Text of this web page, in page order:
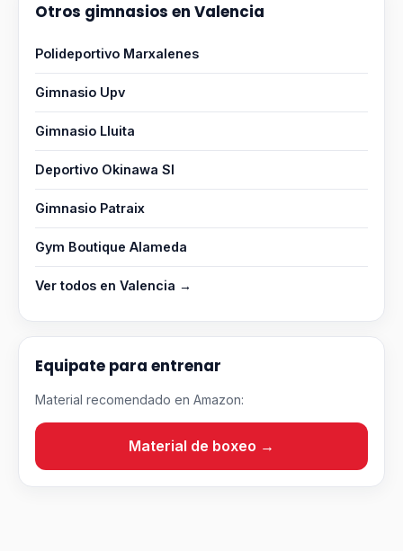
Otros gimnasios en Valencia
Polideportivo Marxalenes
Gimnasio Upv
Gimnasio Lluita
Deportivo Okinawa Sl
Gimnasio Patraix
Gym Boutique Alameda
Ver todos en Valencia →
Equipate para entrenar
Material recomendado en Amazon:
Material de boxeo →